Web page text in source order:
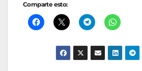
Comparte esto: